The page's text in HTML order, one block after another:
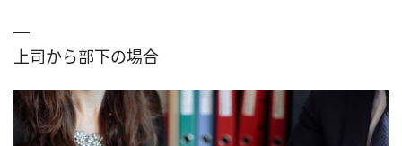
上司から部下の場合